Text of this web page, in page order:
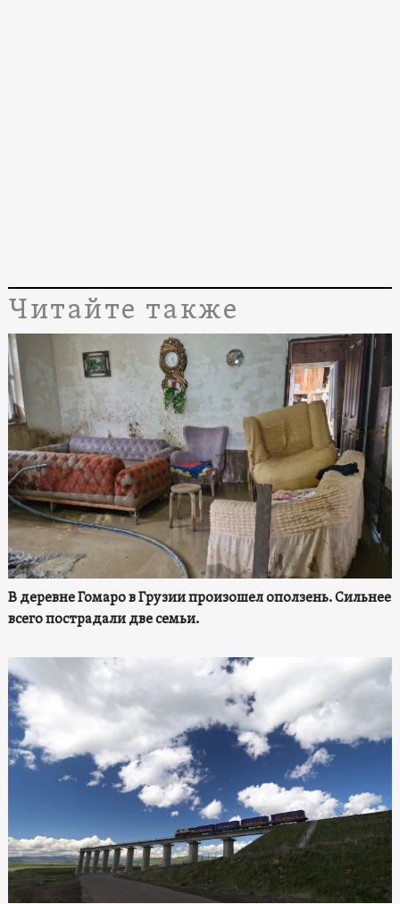
Читайте также
В деревне Гомаро в Грузии произошел оползень. Сильнее
всего пострадали две семьи.